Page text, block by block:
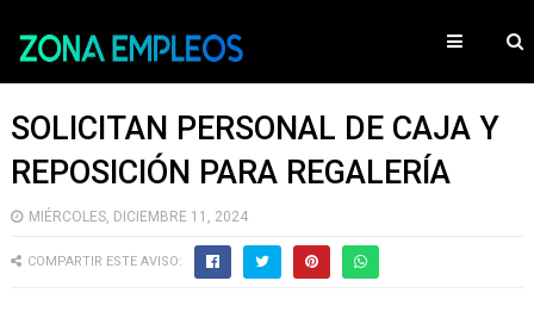
SOLICITAN PERSONAL DE CAJA Y
REPOSICIÓN PARA REGALERÍA
MIÉRCOLES, DICIEMBRE 11, 2024
COMPARTIR ESTE AVISO: